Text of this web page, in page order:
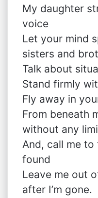
My daughter
voice
Let your mind
sisters and
Talk about
Stand firmly
Fly away in
From beneath
without any
And, call me
found
Leave me out
after I’m gone.